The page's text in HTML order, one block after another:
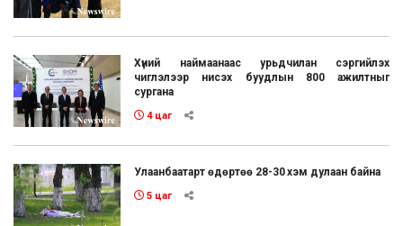
Хүний наймаанаас урьдчилан сэргийлэх
чиглэлээр нисэх буудлын 800 ажилтныг
сургана
4 цаг
Улаанбаатарт өдөртөө 28-30 хэм дулаан байна
5 цаг